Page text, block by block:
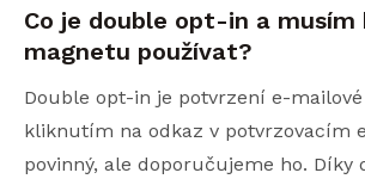
Co je double opt-in a musím
magnetu používat?
Double opt-in je potvrzení e-
kliknutím na odkaz v potvrzovacím
povinný, ale doporučujeme ho. Díky